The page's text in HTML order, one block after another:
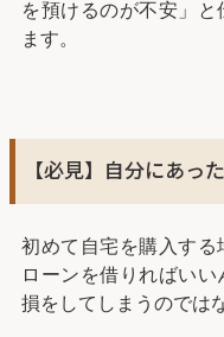
を預けるのが不安」と
ます。
【必見】自分にあっ
初めて自宅を購入する
ローンを借りればい
損をしてしまうのでは